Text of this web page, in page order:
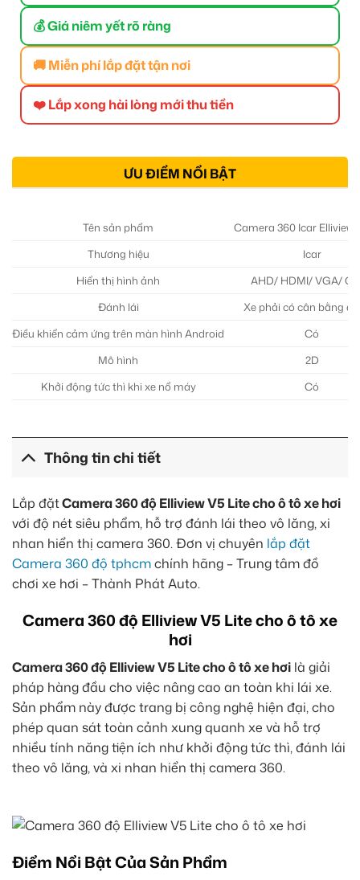
💰 Giá niêm yết rõ ràng
🚚 Miễn phí lắp đặt tận nơi
❤️ Lắp xong hài lòng mới thu tiền
ƯU ĐIỂM NỔI BẬT
Tên sản phẩm
Camera 360 Icar Elliview
Thương hiệu
Icar
Hiển thị hình ảnh
AHD/ HDMI/ VGA/
Đánh lái
Xe phải có cân bằng
Điều khiển cảm ứng trên màn hình Android
Có
Mô hình
2D
Khởi động tức thì khi xe nổ máy
Có
Thông tin chi tiết
Lắp đặtCamera 360 độ Elliview V5 Lite cho ô tô xe hơi
với độ nét siêu phẩm, hỗ trợ đánh lái theo vô lăng, xi
nhan hiển thị camera 360. Đơn vị chuyên lắp đặt
Camera 360 độ tphcmchính hãng – Trung tâm đồ
chơi xe hơi – Thành Phát Auto.
Camera 360 độ Elliview V5 Lite cho ô tô xe
hơi
Camera 360 độ Elliview V5 Lite cho ô tô xe hơi là giải
pháp hàng đầu cho việc nâng cao an toàn khi lái xe.
Sản phẩm này được trang bị công nghệ hiện đại, cho
phép quan sát toàn cảnh xung quanh xe và hỗ trợ
nhiều tính năng tiện ích như khởi động tức thì, đánh lái
theo vô lăng, và xi nhan hiển thị camera 360.
Điểm Nổi Bật Của Sản Phẩm